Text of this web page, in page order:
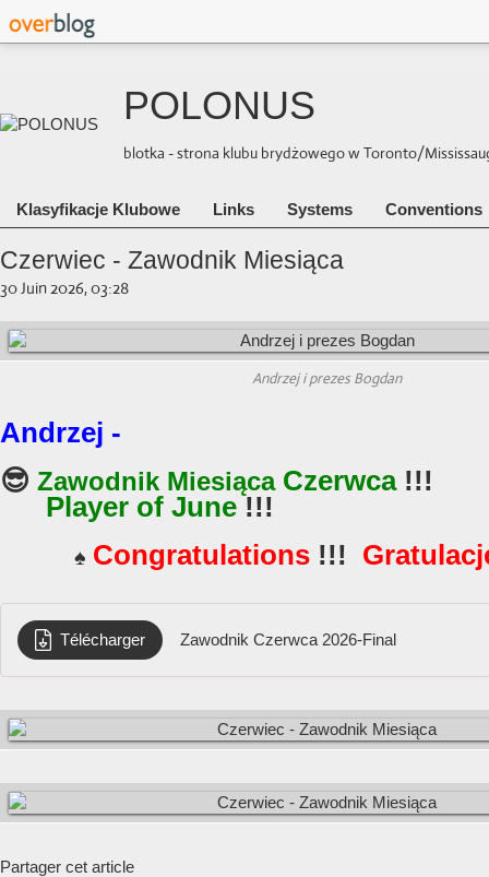
POLONUS
blotka - strona klubu brydżowego w Toronto/
Klasyfikacje Klubowe Links Systems Conventions
Czerwiec - Zawodnik Miesiąca
30 Juin 2026, 03:28
Andrzej i prezes Bogdan
Andrzej -
😎 Zawodnik MiesiącaCzerwca!!!
Player of June!!!
♠ Congratulations !!!
Télécharger Zawodnik Czerwca 2026-Final
Partager cet article